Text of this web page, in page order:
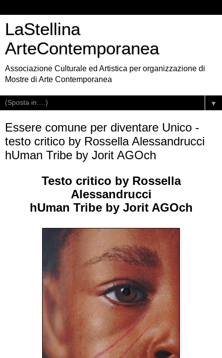
LaStellina
ArteContemporanea
Associazione Culturale ed Artistica per organizzazione di
Mostre di Arte Contemporanea
▼
Essere comune per diventare Unico -
testo critico by Rossella Alessandrucci
hUman Tribe by Jorit AGOch
Testo critico by Rossella
Alessandrucci
hUman Tribe by Jorit AGOch